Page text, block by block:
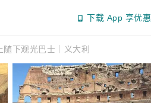
下载 App 享优惠
下观光巴士｜义大利